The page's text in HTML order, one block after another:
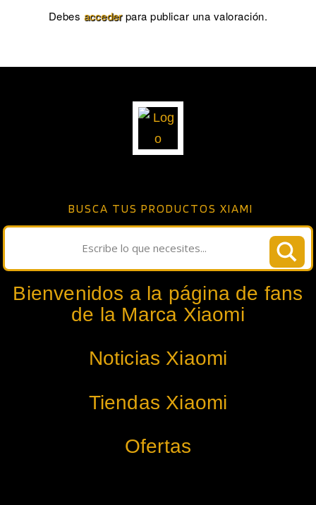
Debes accederpara publicar una valoración.
BUSCA TUS PRODUCTOS XIAMI
Bienvenidos a la página de fans
de la Marca Xiaomi
Noticias Xiaomi
Tiendas Xiaomi
Ofertas